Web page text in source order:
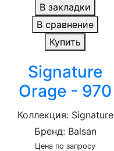
В закладки
В сравнение
Купить
Signature
Orage - 970
Коллекция: Signature
Бренд: Balsan
Цена по запросу